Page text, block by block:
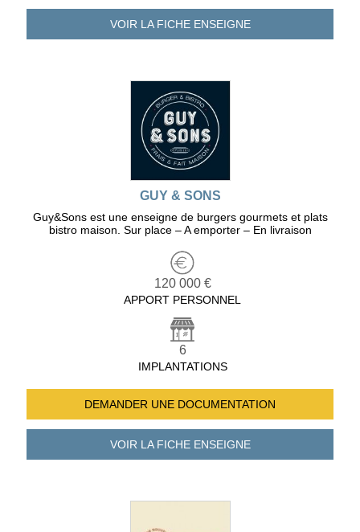
VOIR LA FICHEENSEIGNE
GUY & SONS
Guy&Sons est une enseigne de burgers gourmets et plats
bistro maison. Sur place – A emporter – En livraison
120 000 €
APPORT PERSONNEL
6
IMPLANTATIONS
DEMANDER UNE DOCUMENTATION
VOIR LA FICHEENSEIGNE